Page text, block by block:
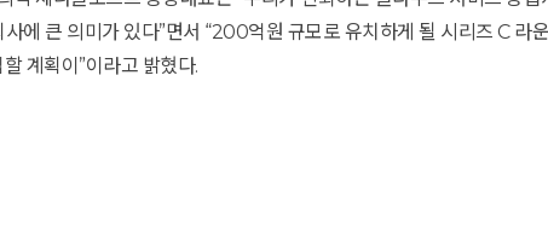
에 큰 의미가 있다”면서 “200억원 규모로 유치하게 될 시리즈 C 라
계획이”이라고 밝혔다.